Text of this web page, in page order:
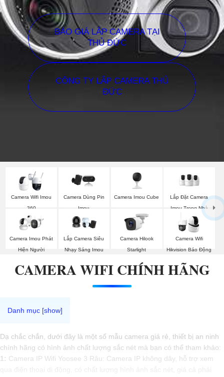
BÁO GIÁ LẮP CAMERA TẠI
THỦ ĐỨC
CÔNG TY LẮP CAMERA THỦ
ĐỨC
Camera Wifi Imou
360
Camera Dùng Pin
Imou
Camera Imou Cube
Lắp Đặt Camera
Imou Trong Nhà
Camera Imou Phát
Hiện Người
Lắp Camera Siêu
Nhạy Sáng Imou
Camera Hilook
Starlight
Camera Wifi
Hikvision Báo Động
CAMERA WIFI CHÍNH HÃNG
Dạ chắc chắn, dưới đây là một số mẫu camera giá rẻ, thiết bị an ninh
chính hãng có hình ảnh chất lượng sắc nét mà bạn có thể tham khảo:
1: Camera IP Wifi Yoosee 3 Râu: Camera IP không dây, hỗ trợ xem